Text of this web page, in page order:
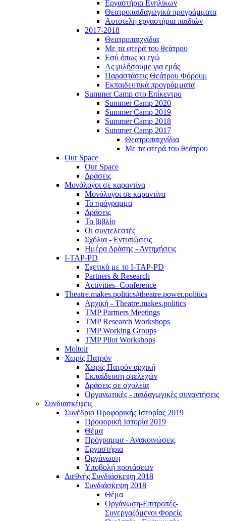
Εργαστήρια Ενηλίκων
Θεατροπαιδαγωγικά προγράμματα
Αυτοτελή εργαστήρια παιδιών
2017-2018
Θεατροπαιχνίδια
Με τα φτερά του θεάτρου
Εσύ όπως κι εγώ
Ας μιλήσουμε για εμάς
Παραστάσεις Θεάτρου Φόρουμ
Εκπαιδευτικά προγράμματα
Summer Camp στο Επίκεντρο
Summer Camp 2020
Summer Camp 2019
Summer Camp 2018
Summer Camp 2017
Θεατροπαιχνίδια
Με τα φτερά του θεάτρου
Our Space
Our Space
Δράσεις
Μονόλογοι σε καραντίνα
Μονόλογοι σε καραντίνα
Το πρόγραμμα
Δράσεις
Το βιβλίο
Οι συντελεστές
Σχόλια - Εντυπώσεις
Ημέρα Δράσης - Αντηχήσεις
I-TAP-PD
Σχετικά με το I-TAP-PD
Partners & Research
Activities- Conference
Theatre.makes.politics#theatre.power.politics
Αρχική - Theatre.makes.politics
TMP Partners Meetings
TMP Research Workshops
TMP Working Groups
TMP Pilot Workshops
Moltoir
Χωρίς Πατρόν
Χωρίς Πατρόν αρχική
Εκπαίδευση στελεχών
Δράσεις σε σχολεία
Οργανωτικές - παιδαγωγικές συναντήσεις
Συνδιασκέψεις
Συνέδριο Προφορικής Ιστορίας 2019
Προφορική Ιστορία 2019
Θέμα
Πρόγραμμα - Ανακοινώσεις
Εργαστήρια
Οργάνωση
Υποβολή προτάσεων
Διεθνής Συνδιάσκεψη 2018
Συνδιάσκεψη 2018
Θέμα
Οργάνωση-Επιτροπές-
Συνεργαζόμενοι Φορείς